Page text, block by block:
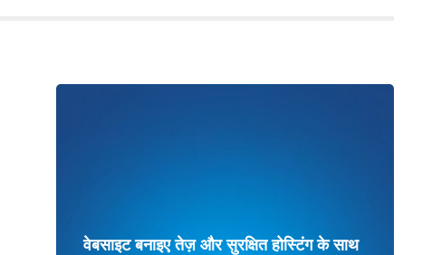
वेबसाइट बनाइए तेज़ और सुरक्षित होस्टिंग के साथ